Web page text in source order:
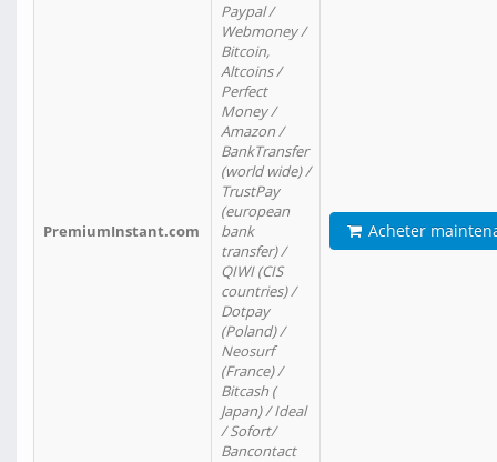
PremiumInstant.com
Paypal /
Webmoney /
Bitcoin,
Altcoins /
Perfect
Money /
Amazon /
BankTransfer
(world wide) /
TrustPay
(european
bank
transfer) /
QIWI (CIS
countries) /
Dotpay
(Poland) /
Neosurf
(France) /
Bitcash (
Japan) / Ideal
/ Sofort/
Bancontact
Acheter